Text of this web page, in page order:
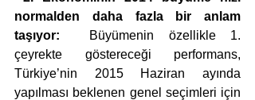
normalden daha fazla bir anlam
taşıyor:
  Büyümenin özellikle 1.
çeyrekte göstereceği performans,
Türkiye’nin 2015 Haziran ayında
yapılması beklenen genel seçimleri için